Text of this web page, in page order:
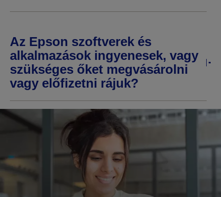
Az Epson szoftverek és
alkalmazások ingyenesek, vagy
szükséges őket megvásárolni
vagy előfizetni rájuk?